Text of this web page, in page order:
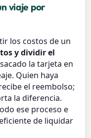
viaje por
los costos de un
y dividir el
la tarjeta en
Quien haya
el reembolso;
la diferencia.
ese proceso e
de liquidar